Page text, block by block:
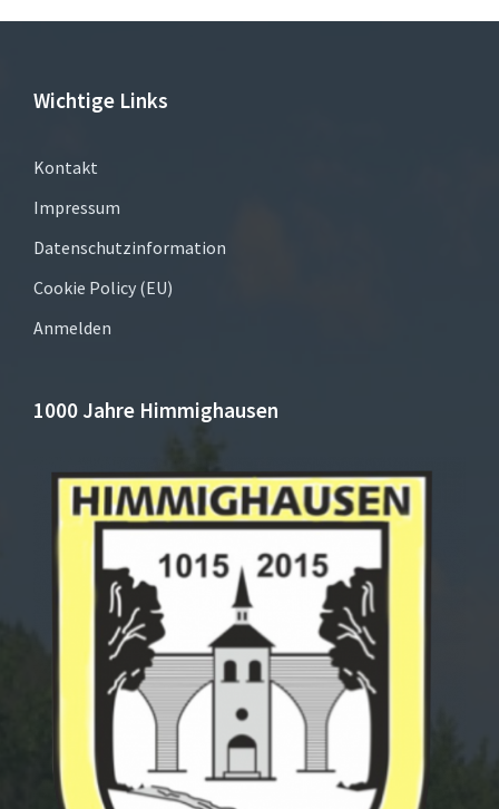
Wichtige Links
Kontakt
Impressum
Datenschutzinformation
Cookie Policy (EU)
Anmelden
1000 Jahre Himmighausen